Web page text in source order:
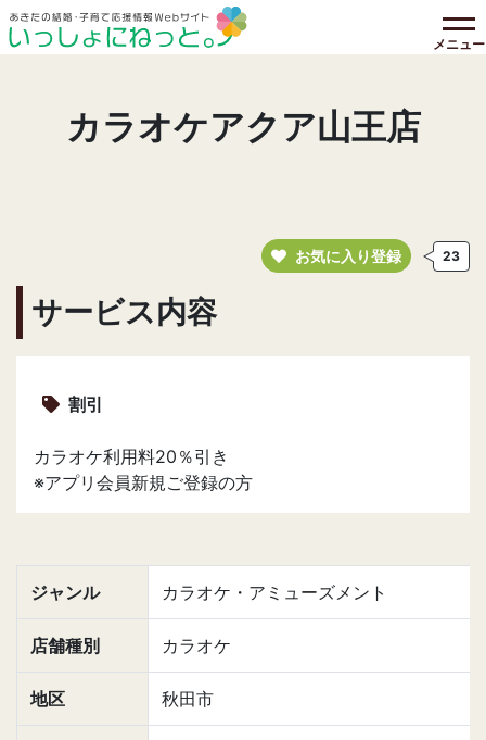
メニュー
カラオケアクア山王店
お気に入り登録 23
サービス内容
割引
カラオケ利用料20％引き
※アプリ会員新規ご登録の方
ジャンル カラオケ・アミューズメント
店舗種別 カラオケ
地区 秋田市